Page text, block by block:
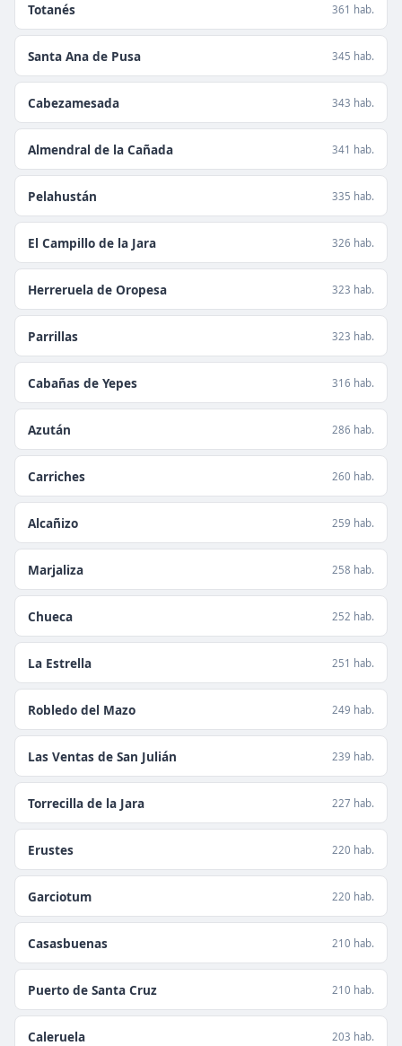
Totanés 361 hab.
Santa Ana de Pusa 345 hab.
Cabezamesada 343 hab.
Almendral de la Cañada 341 hab.
Pelahustán 335 hab.
El Campillo de la Jara 326 hab.
Herreruela de Oropesa 323 hab.
Parrillas 323 hab.
Cabañas de Yepes 316 hab.
Azután 286 hab.
Carriches 260 hab.
Alcañizo 259 hab.
Marjaliza 258 hab.
Chueca 252 hab.
La Estrella 251 hab.
Robledo del Mazo 249 hab.
Las Ventas de San Julián 239 hab.
Torrecilla de la Jara 227 hab.
Erustes 220 hab.
Garciotum 220 hab.
Casasbuenas 210 hab.
Puerto de Santa Cruz 210 hab.
Caleruela 203 hab.